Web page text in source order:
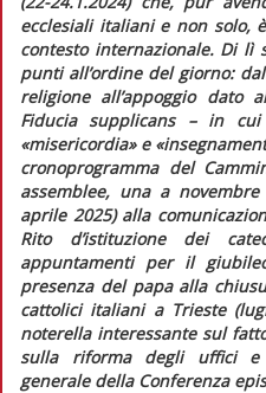
ecclesiali italiani e non solo,
contesto internazionale. Di lì
punti all’ordine del giorno:
religione all’appoggio dato
Fiducia supplicans– in cui
«misericordia»e
cronoprogramma del
assemblee, una a
aprile 2025) alla
Rito d’istituzione dei
appuntamenti per il
presenza del papa alla
cattolici italiani a Trieste
noterella interessante sul
sulla riforma degli uffici e
generale della Conferenza